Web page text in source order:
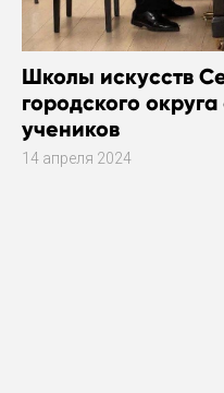
Школы искусств
городского
учеников
14 апреля 2024